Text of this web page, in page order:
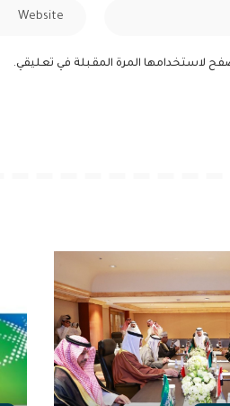
لاستخدامها المرة المقبلة في تعليقي.